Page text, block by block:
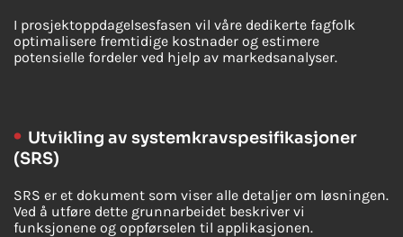
I prosjektoppdagelsesfasen vil våre dedikerte fagfolk
optimalisere fremtidige kostnader og estimere
potensielle fordeler ved hjelp av markedsanalyser.
Utvikling av systemkravspesifikasjoner
(SRS)
SRS er et dokument som viser alle detaljer om løsningen.
Ved å utføre dette grunnarbeidet beskriver vi
funksjonene og oppførselen til applikasjonen.